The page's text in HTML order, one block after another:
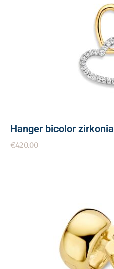
Hanger bicolor zirkonia
€420.00